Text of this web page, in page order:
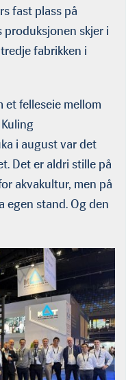
fast plass på
skjer i
fabrikken i
felleseie mellom
i august var det
Det er aldri stille på
akvakultur, men på
egen stand. Og den